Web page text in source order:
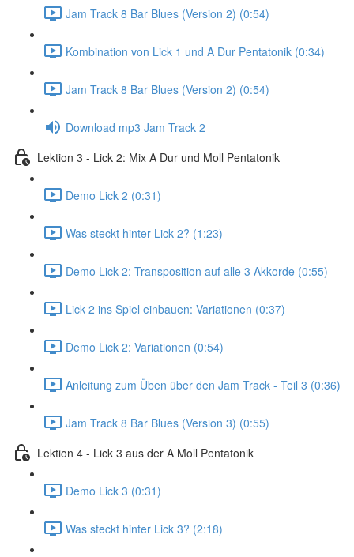
Jam Track 8 Bar Blues (Version 2) (0:54)
Kombination von Lick 1 und A Dur Pentatonik (0:34)
Jam Track 8 Bar Blues (Version 2) (0:54)
Download mp3 Jam Track 2
Lektion 3 - Lick 2: Mix A Dur und Moll Pentatonik
Demo Lick 2 (0:31)
Was steckt hinter Lick 2? (1:23)
Demo Lick 2: Transposition auf alle 3 Akkorde (0:55)
Lick 2 ins Spiel einbauen: Variationen (0:37)
Demo Lick 2: Variationen (0:54)
Anleitung zum Üben über den Jam Track - Teil 3 (0:36)
Jam Track 8 Bar Blues (Version 3) (0:55)
Lektion 4 - Lick 3 aus der A Moll Pentatonik
Demo Lick 3 (0:31)
Was steckt hinter Lick 3? (2:18)